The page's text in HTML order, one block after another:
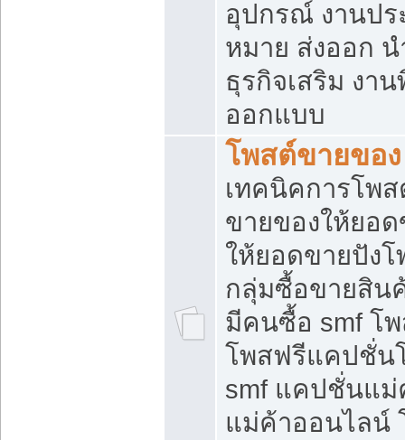
อุปกรณ์ งานป
หมาย ส่งออก น
ธุรกิจเสริม งา
ออกแบบ
โพสต์ขายของ
เทคนิคการโพ
ขายของให้ยอ
ให้ยอดขายปัง
กลุ่มซื้อขายสิน
มีคนซื้อ smf โ
โพสฟรีแคปชั่น
smf แคปชั่นแ
แม่ค้าออนไลน์